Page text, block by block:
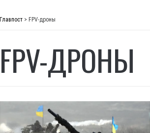
Главпост > FPV-дроны
FPV-ДРОНЫ